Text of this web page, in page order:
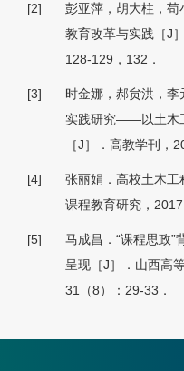
[2]
彭亚萍，胡大柱，苟
教育改革与实践［J
128-129，132．
[3]
时金娜，郝贠洪，
实践研究——以土木
［J］．高教学刊，
[4]
张丽娟．高校土木工
课程教育研究，
[5]
马成昌．“课程思政”
呈现［J］．山西高
31（8）：29-33．